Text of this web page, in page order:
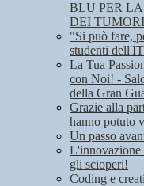
BLU PER
DEI
"Si può fare,
studenti
La Tua
con Noi! -
della Gran
Grazie alla
hanno potuto
Un passo
L'innovazione
gli scioperi!
Coding e